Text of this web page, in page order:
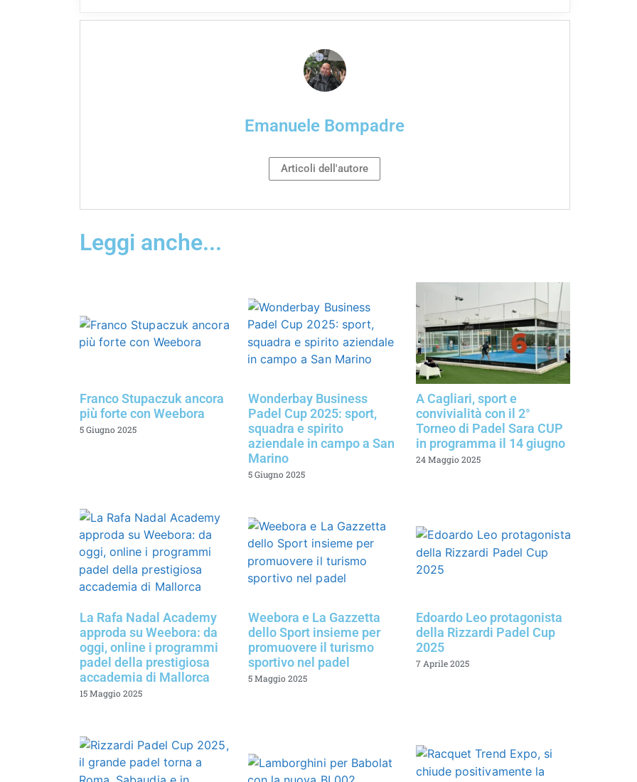
Emanuele Bompadre
Articoli dell'autore
Leggi anche...
Franco Stupaczuk ancora
più forte con Weebora
5 Giugno 2025
Wonderbay Business
Padel Cup 2025: sport,
squadra e spirito
aziendale in campo a San
Marino
5 Giugno 2025
A Cagliari, sport e
convivialità con il 2°
Torneo di Padel Sara CUP
in programma il 14 giugno
24 Maggio 2025
La Rafa Nadal Academy
approda su Weebora: da
oggi, online i programmi
padel della prestigiosa
accademia di Mallorca
15 Maggio 2025
Weebora e La Gazzetta
dello Sport insieme per
promuovere il turismo
sportivo nel padel
5 Maggio 2025
Edoardo Leo protagonista
della Rizzardi Padel Cup
2025
7 Aprile 2025